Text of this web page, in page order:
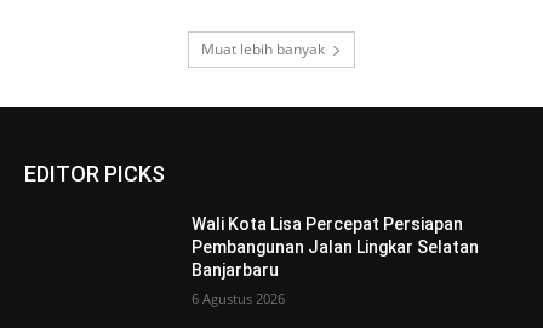
Muat lebih banyak
EDITOR PICKS
Wali Kota Lisa Percepat Persiapan
Pembangunan Jalan Lingkar Selatan
Banjarbaru
6 Agustus 2026